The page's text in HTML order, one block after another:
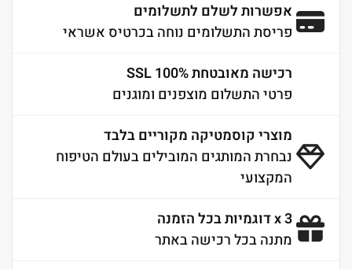
אפשרות לשלם לתשלומים
פריסת התשלומים נוחה בכרטיס אשראי
רכישה מאובטחת 100% SSL
פרטי התשלום מוצפנים ומוגנים
מוצרי קוסמטיקה מקוריים בלבד
נבחרת המותגים המובילים בעולם הטיפוח
המקצועי
3 x דוגמיות בכל הזמנה
מתנה בכל רכישה באתר